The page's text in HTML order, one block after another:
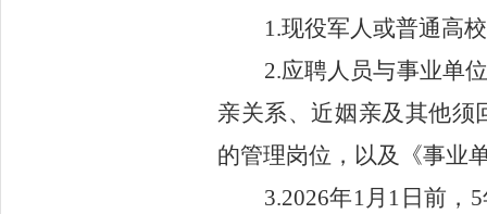
1.现役军人或普通高
2.应聘人员与事业单
亲关系、近姻亲及其他须
的管理岗位，以及《事业
3.2026年1月1日前，